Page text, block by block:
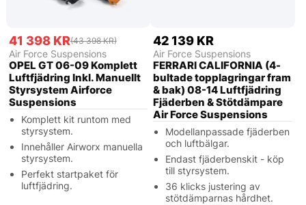
41 398 KR(43 398 KR)
Air Force Suspensions
OPEL GT 06-09 Komplett
Luftfjädring Inkl. Manuellt
Styrsystem Airforce
Suspensions
Komplett kit runtom med
styrsystem.
Innehåller Airworx manuella
styrsystem.
Perfekt startpaket för
luftfjädring.
42 139 KR
Air Force Suspensions
FERRARI CALIFORNIA (4-
bultade topplagringar fram
& bak) 08-14 Luftfjädring
Fjäderben & Stötdämpare
Air Force Suspensions
Modellanpassade fjäderben
och luftbälgar.
Endast fjäderbenskit - köp
till styrsystem.
36 klicks justering av
stötdämparnas hårdhet.